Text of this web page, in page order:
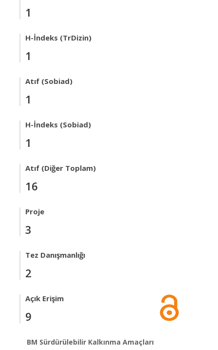
1
H-İndeks (TrDizin)
1
Atıf (Sobiad)
1
H-İndeks (Sobiad)
1
Atıf (Diğer Toplam)
16
Proje
3
Tez Danışmanlığı
2
Açık Erişim
9
BM Sürdürülebilir Kalkınma Amaçları